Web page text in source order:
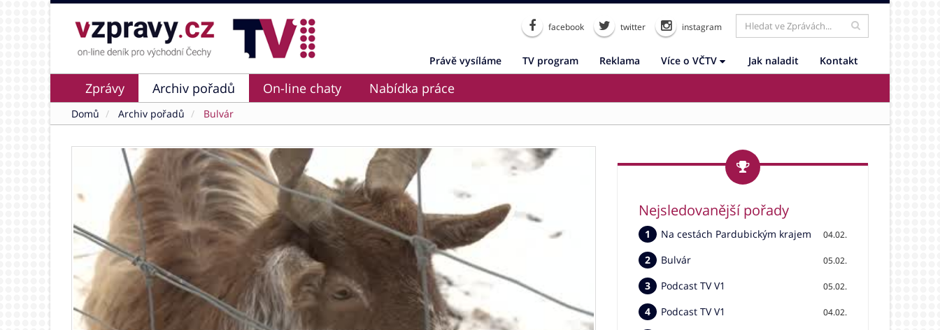
facebook twitter instagram
Právě vysíláme TV program Reklama Více o VČTV Jak naladit Kontakt
Zprávy Archiv pořadů On-line chaty Nabídka práce
Domů Archiv pořadů Bulvár
Nejsledovanější pořady
Na cestách Pardubickým krajem 04.02.
Bulvár 05.02.
Podcast TV V1 05.02.
Podcast TV V1 04.02.